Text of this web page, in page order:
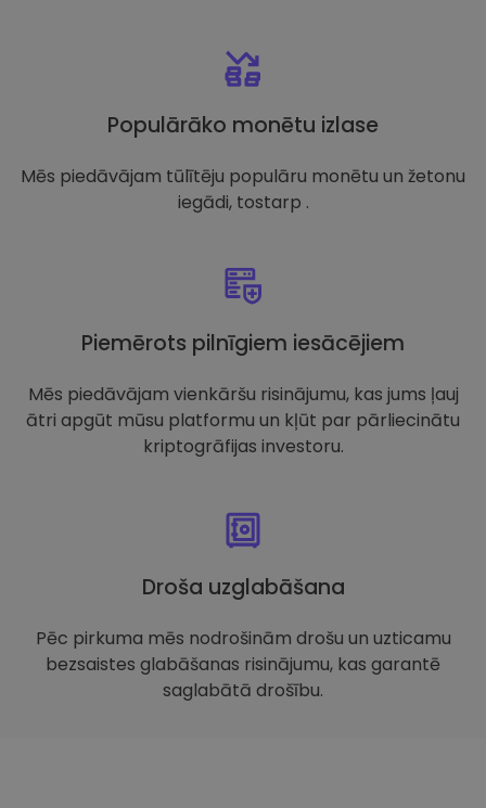
Populārāko monētu izlase
Mēs piedāvājam tūlītēju populāru monētu un žetonu
iegādi, tostarp .
Piemērots pilnīgiem iesācējiem
Mēs piedāvājam vienkāršu risinājumu, kas jums ļauj
ātri apgūt mūsu platformu un kļūt par pārliecinātu
kriptogrāfijas investoru.
Droša uzglabāšana
Pēc pirkuma mēs nodrošinām drošu un uzticamu
bezsaistes glabāšanas risinājumu, kas garantē
saglabātā drošību.